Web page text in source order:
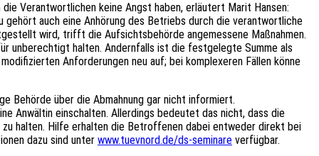
Verantwortlichen keine Angst haben, erläutert Marit Hansen:
auch eine Anhörung des Betriebs durch die verantwortliche
wird, trifft die Aufsichtsbehörde angemessene Maßnahmen.
unberechtigt halten. Andernfalls ist die festgelegte Summe als
Anforderungen neu auf; bei komplexeren Fällen könne
Behörde über die Abmahnung gar nicht informiert.
Anwältin einschalten. Allerdings bedeutet das nicht, dass die
halten. Hilfe erhalten die Betroffenen dabei entweder direkt bei
dazu sind unter www.tuevnord.de/ds-seminare verfügbar.